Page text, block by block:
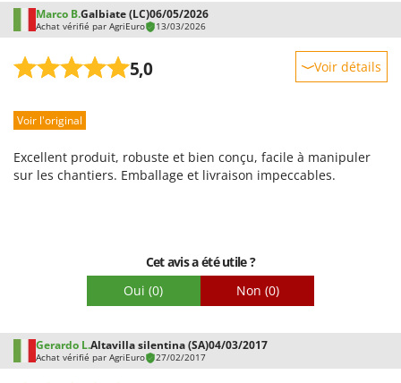
Volpi
W
Waldner
WIDU
Wiper EcoRobot
Wolf Garten
Z
Zanon
Zephir
Marco B.Galbiate (LC)06/05/2026
Achat vérifié par AgriEuro 13/03/2026
5,0 Voir détails
Prestations
Qualité / Prix
Voir l'original
Excellent produit, robuste et bien conçu, facile à manipuler
sur les chantiers. Emballage et livraison impeccables.
Cet avis a été utile ?
Oui (0) Non (0)
Gerardo L.Altavilla silentina (SA)04/03/2017
Achat vérifié par AgriEuro 27/02/2017